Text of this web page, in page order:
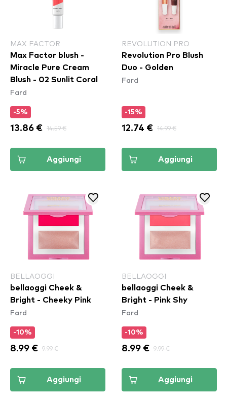
MAX FACTOR
Max Factor blush -
Miracle Pure Cream
Blush - 02 Sunlit Coral
Fard
-5%
13.86 € 14.59 €
Aggiungi
REVOLUTION PRO
Revolution Pro Blush
Duo - Golden
Fard
-15%
12.74 € 14.99 €
Aggiungi
BELLAOGGI
bellaoggi Cheek &
Bright - Cheeky Pink
Fard
-10%
8.99 € 9.99 €
Aggiungi
BELLAOGGI
bellaoggi Cheek &
Bright - Pink Shy
Fard
-10%
8.99 € 9.99 €
Aggiungi